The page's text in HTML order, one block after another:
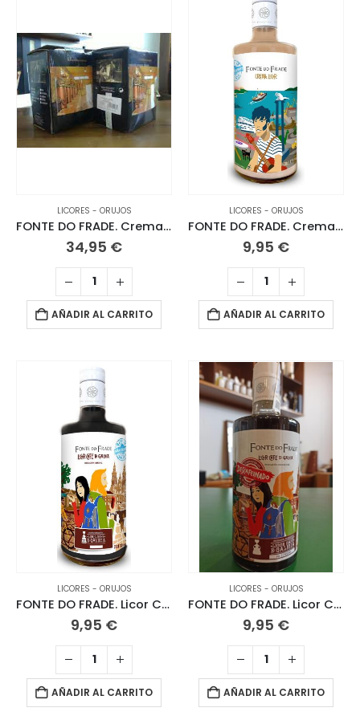
LICORES - ORUJOS
FONTE DO FRADE. Crema de Orujo 3 L
34,95 €
AÑADIR AL CARRITO
LICORES - ORUJOS
FONTE DO FRADE. Crema de Orujo 70 CL.
9,95 €
AÑADIR AL CARRITO
LICORES - ORUJOS
FONTE DO FRADE. Licor Café 70 CL.
9,95 €
AÑADIR AL CARRITO
LICORES - ORUJOS
FONTE DO FRADE. Licor Café Descafeinado 70 CL
9,95 €
AÑADIR AL CARRITO